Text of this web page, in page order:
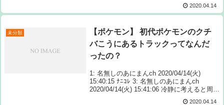
在宅支援・無料開放、ただい Source: あ...
2020.04.14
未分類
【ポケモン】 初代ポケモンのクチ
バこうにあるトラックってなんだ
ったの？
1: 名無しのあにまんch 2020/04/14(火)
15:40:15 ﾅﾆｺﾚ 3: 名無しのあにまんch
2020/04/14(火) 15:41:06 冷静に考えると周り
2020.04.14